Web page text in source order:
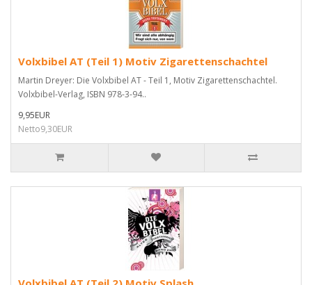
Volxbibel AT (Teil 1) Motiv Zigarettenschachtel
Martin Dreyer: Die Volxbibel AT - Teil 1, Motiv Zigarettenschachtel.
Volxbibel-Verlag, ISBN 978-3-94..
9,95EUR
Netto9,30EUR